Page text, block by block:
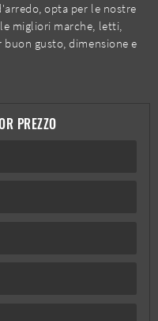
PREZZO
opta per le nostre
migliori marche, letti,
gusto, dimensione e